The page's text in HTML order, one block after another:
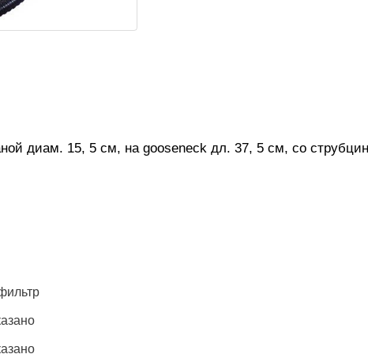
диам. 15, 5 см, на gooseneck дл. 37, 5 см, со